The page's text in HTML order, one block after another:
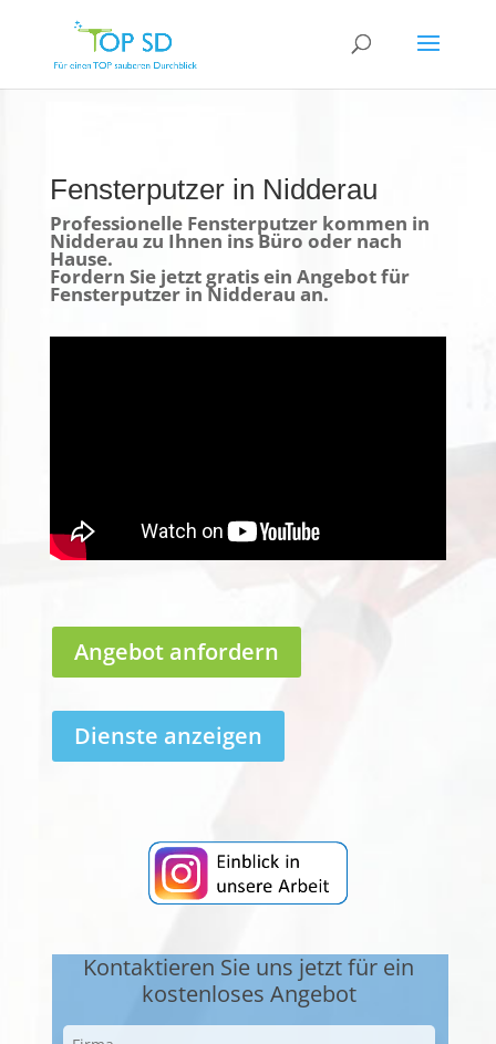
Fensterputzer in Nidderau
Professionelle Fensterputzer kommen in
Nidderau zu Ihnen ins Büro oder nach
Hause.
Fordern Sie jetzt gratis ein Angebot für
Fensterputzer in Nidderau an.
Angebot anfordern
Dienste anzeigen
Kontaktieren Sie uns jetzt für ein
kostenloses Angebot